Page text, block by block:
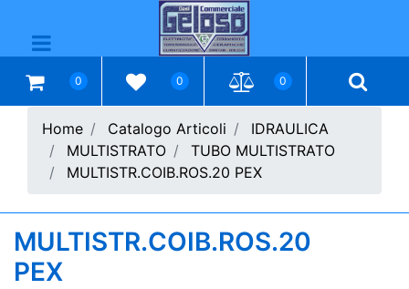
Open menu
0 0 0
Home Catalogo Articoli
IDRAULICA
MULTISTRATO
TUBO MULTISTRATO
MULTISTR.COIB.ROS.20 PEX
MULTISTR.COIB.ROS.20
PEX